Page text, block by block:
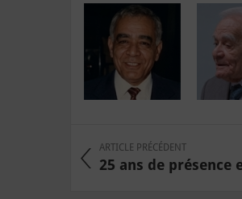
ARTICLE PRÉCÉDENT
25 ans de présence